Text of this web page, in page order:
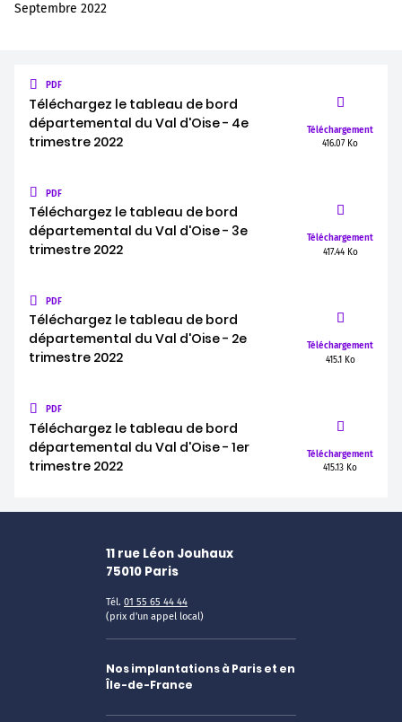
Septembre 2022
PDF
Téléchargez le tableau de bord
départemental du Val d'Oise - 4e
trimestre 2022
Téléchargement
416.07 Ko
PDF
Téléchargez le tableau de bord
départemental du Val d'Oise - 3e
trimestre 2022
Téléchargement
417.44 Ko
PDF
Téléchargez le tableau de bord
départemental du Val d'Oise - 2e
trimestre 2022
Téléchargement
415.1 Ko
PDF
Téléchargez le tableau de bord
départemental du Val d'Oise - 1er
trimestre 2022
Téléchargement
415.13 Ko
11 rue Léon Jouhaux
75010 Paris
Tél. 01 55 65 44 44
(prix d'un appel local)
Nos implantations à Paris et en
Île-de-France